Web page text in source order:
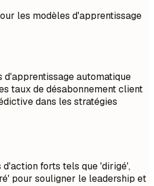
les modèles d'apprentissage
d'apprentissage automatique
taux de désabonnement client
dans les stratégies
d'action forts tels que 'dirigé',
pour souligner le leadership et